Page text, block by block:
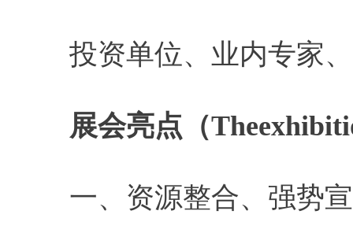
投资单位、业内专家
展会亮点（
一、资源整合、强势